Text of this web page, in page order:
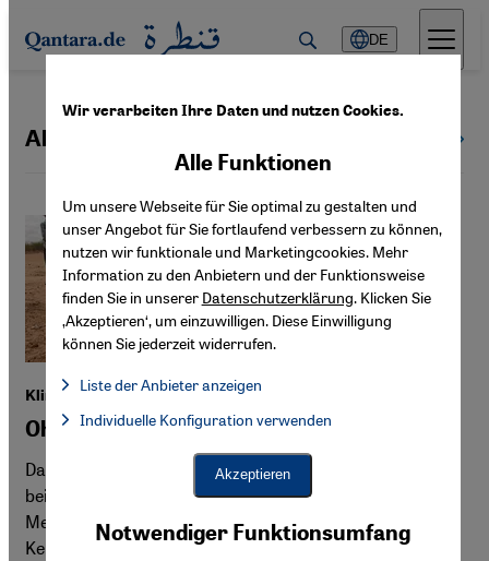
Direkt zum Inhalt springen
DE
Al-Shabaab
Klimawandel am Horn von Afrika
Ohne Regen keine Zukunft
Das Horn von Afrika leidet weiter unter einer
beispiellosen Dürre. Armut und Hunger treiben die
Menschen in das Flüchtlingslager Dadaab im Osten
Kenias, wo Flüchtlinge aus Somalia Schutz und Hilfe
Wir verarbeiten Ihre Daten und nutzen Cookies.
Notwendiger Funktionsumfang
Alle Funktionen
Um unsere Webseite für Sie optimal zu gestalten und
unser Angebot für Sie fortlaufend verbessern zu können,
nutzen wir funktionale und Marketingcookies. Mehr
Information zu den Anbietern und der Funktionsweise
finden Sie in unserer Datenschutzerklärung. Klicken Sie
‚Akzeptieren‘, um einzuwilligen. Diese Einwilligung
können Sie jederzeit widerrufen.
Liste der Anbieter anzeigen
Facebook Embed / Facebook Connect, Google Maps Embed,
Facebook Embed / Facebook Connect
Google Maps Embed
Individuelle Konfiguration verwenden
Akzeptieren